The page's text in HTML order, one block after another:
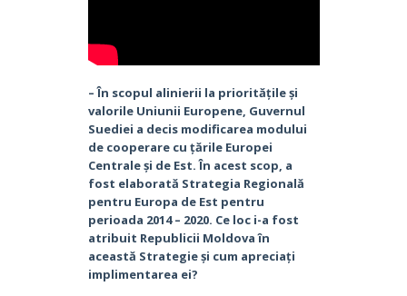
– În scopul alinierii la prioritățile și
valorile Uniunii Europene, Guvernul
Suediei a decis modificarea modului
de cooperare cu țările Europei
Centrale și de Est. În acest scop, a
fost elaborată Strategia Regională
pentru Europa de Est pentru
perioada 2014 – 2020. Ce loc i-a fost
atribuit Republicii Moldova în
această Strategie și cum apreciați
implimentarea ei?